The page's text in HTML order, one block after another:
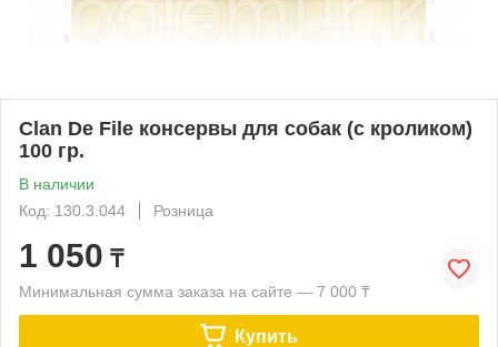
Clan De File консервы для собак (с кроликом)
100 гр.
В наличии
Код: 130.3.044
Розница
1 050 ₸
Минимальная сумма заказа на сайте — 7 000 ₸
Купить